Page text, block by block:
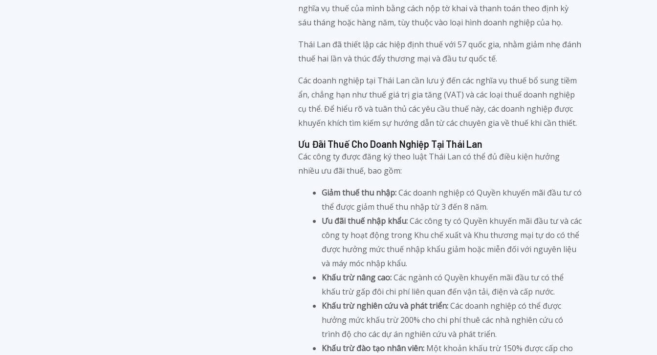
nghĩa vụ thuế của mình bằng cách nộp tờ khai và thanh toán theo định kỳ
sáu tháng hoặc hàng năm, tùy thuộc vào loại hình doanh nghiệp của họ.
Thái Lan đã thiết lập các hiệp định thuế với 57 quốc gia, nhằm giảm nhẹ đánh
thuế hai lần và thúc đẩy thương mại và đầu tư quốc tế.
Các doanh nghiệp tại Thái Lan cần lưu ý đến các nghĩa vụ thuế bổ sung tiềm
ẩn, chẳng hạn như thuế giá trị gia tăng (VAT) và các loại thuế doanh nghiệp
cụ thể. Để hiểu rõ và tuân thủ các yêu cầu thuế này, các doanh nghiệp được
khuyến khích tìm kiếm sự hướng dẫn từ các chuyên gia về thuế khi cần thiết.
Ưu Đãi Thuế Cho Doanh Nghiệp Tại Thái Lan
Các công ty được đăng ký theo luật Thái Lan có thể đủ điều kiện hưởng
nhiều ưu đãi thuế, bao gồm:
Giảm thuế thu nhập:Các doanh nghiệp có Quyền khuyến mãi đầu tư có
thể được giảm thuế thu nhập từ 3 đến 8 năm.
Ưu đãi thuế nhập khẩu:Các công ty có Quyền khuyến mãi đầu tư và các
công ty hoạt động trong Khu chế xuất và Khu thương mại tự do có thể
được hưởng mức thuế nhập khẩu giảm hoặc miễn đối với nguyên liệu
và máy móc nhập khẩu.
Khấu trừ nâng cao:Các ngành có Quyền khuyến mãi đầu tư có thể
khấu trừ gấp đôi chi phí liên quan đến vận tải, điện và cấp nước.
Khấu trừ nghiên cứu và phát triển:Các doanh nghiệp có thể được
hưởng mức khấu trừ 200% cho chi phí thuê các nhà nghiên cứu có
trình độ cho các dự án nghiên cứu và phát triển.
Khấu trừ đào tạo nhân viên: Một khoản khấu trừ 150% được cấp cho